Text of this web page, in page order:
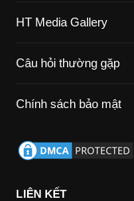
HT Media Gallery
Câu hỏi thường gặp
Chính sách bảo mật
LIÊN KẾT